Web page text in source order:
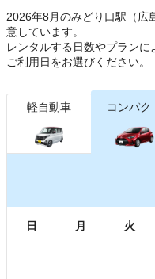
2026年8月のみどり口駅（広
意しています。
レンタルする日数やプラン
ご利用日をお選びください。
軽自動車 コンパク
日 月 火